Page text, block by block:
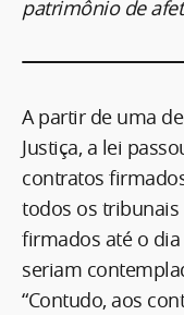
patrimônio de
A partir de uma
Justiça, a lei
contratos
todos os tribunais
firmados até o
seriam
“Contudo, aos